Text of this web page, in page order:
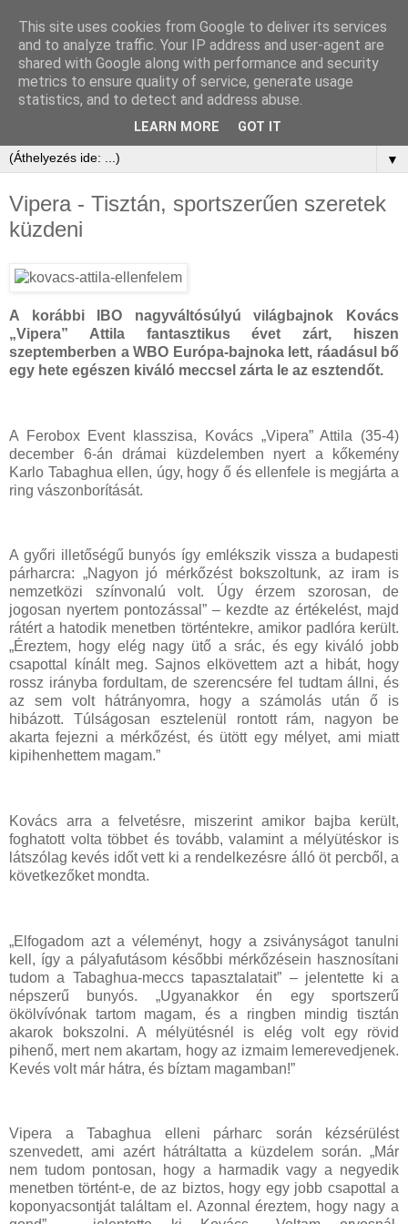
▼
Vipera - Tisztán, sportszerűen szeretek
küzdeni
A korábbi IBO nagyváltósúlyú világbajnok Kovács
„Vipera” Attila fantasztikus évet zárt, hiszen
szeptemberben a WBO Európa-bajnoka lett, ráadásul bő
egy hete egészen kiváló meccsel zárta le az esztendőt.
A Ferobox Event klasszisa, Kovács „Vipera” Attila (35-4)
december 6-án drámai küzdelemben nyert a kőkemény
Karlo Tabaghua ellen, úgy, hogy ő és ellenfele is megjárta a
ring vászonborítását.
A győri illetőségű bunyós így emlékszik vissza a budapesti
párharcra: „Nagyon jó mérkőzést bokszoltunk, az iram is
nemzetközi színvonalú volt. Úgy érzem szorosan, de
jogosan nyertem pontozással” – kezdte az értékelést, majd
rátért a hatodik menetben történtekre, amikor padlóra került.
„Éreztem, hogy elég nagy ütő a srác, és egy kiváló jobb
csapottal kínált meg. Sajnos elkövettem azt a hibát, hogy
rossz irányba fordultam, de szerencsére fel tudtam állni, és
az sem volt hátrányomra, hogy a számolás után ő is
hibázott. Túlságosan esztelenül rontott rám, nagyon be
akarta fejezni a mérkőzést, és ütött egy mélyet, ami miatt
kipihenhettem magam.”
Kovács arra a felvetésre, miszerint amikor bajba került,
foghatott volta többet és tovább, valamint a mélyütéskor is
látszólag kevés időt vett ki a rendelkezésre álló öt percből, a
következőket mondta.
„Elfogadom azt a véleményt, hogy a zsiványságot tanulni
kell, így a pályafutásom későbbi mérkőzésein hasznosítani
tudom a Tabaghua-meccs tapasztalatait” – jelentette ki a
népszerű bunyós. „Ugyanakkor én egy sportszerű
ökölvívónak tartom magam, és a ringben mindig tisztán
akarok bokszolni. A mélyütésnél is elég volt egy rövid
pihenő, mert nem akartam, hogy az izmaim lemerevedjenek.
Kevés volt már hátra, és bíztam magamban!”
Vipera a Tabaghua elleni párharc során kézsérülést
szenvedett, ami azért hátráltatta a küzdelem során. „Már
nem tudom pontosan, hogy a harmadik vagy a negyedik
menetben történt-e, de az biztos, hogy egy jobb csapottal a
koponyacsontját találtam el. Azonnal éreztem, hogy nagy a
This site uses cookies from Google to deliver its services
and to analyze traffic. Your IP address and user-agent are
shared with Google along with performance and security
metrics to ensure quality of service, generate usage
statistics, and to detect and address abuse.
LEARN MORE GOT IT